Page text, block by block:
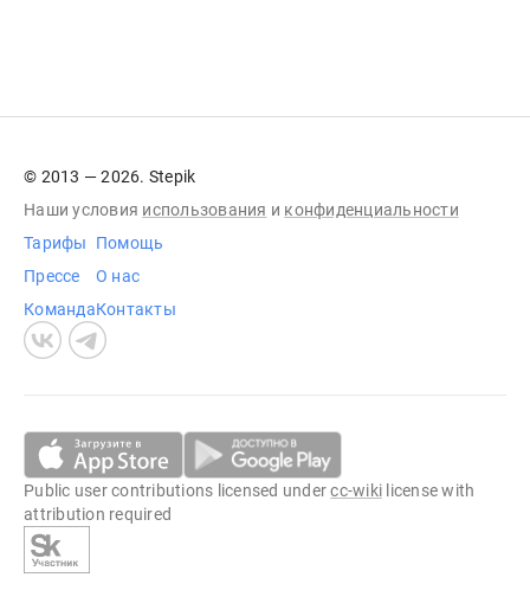
© 2013 — 2026. Stepik
Наши условия использования и конфиденциальности
Тарифы
Прессе
Команда
Помощь
О нас
Контакты
Public user contributions licensed undercc-wiki license with
attribution required